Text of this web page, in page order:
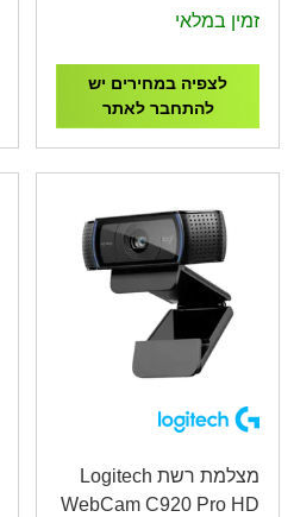
זמין במלאי
לצפיה במחירים יש
להתחבר לאתר
מצלמת רשת Logitech
WebCam C920 Pro HD